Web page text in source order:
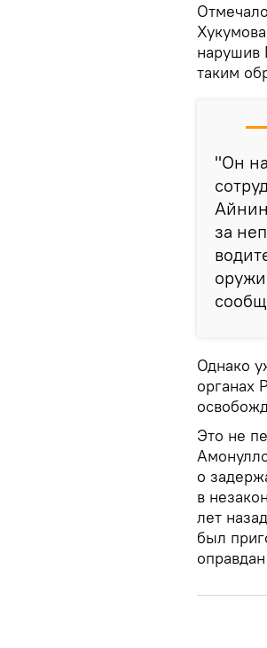
нарушив
таким
"Он
за
Однако
органах
Это не
о
в
лет
был